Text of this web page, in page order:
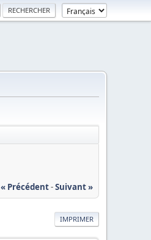
« Précédent-Suivant »
IMPRIMER